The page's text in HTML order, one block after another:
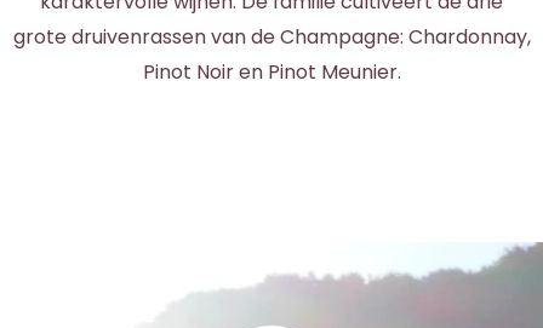
grote druivenrassen van de Champagne: Chardonnay,
Pinot Noir en Pinot Meunier.